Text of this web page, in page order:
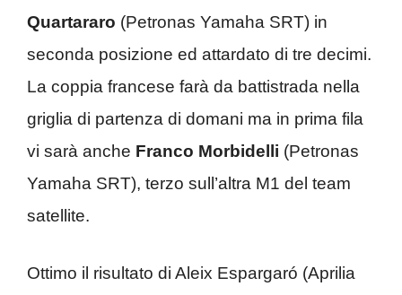
Quartararo (Petronas Yamaha SRT) in
seconda posizione ed attardato di tre decimi.
La coppia francese farà da battistrada nella
griglia di partenza di domani ma in prima fila
vi sarà anche Franco Morbidelli (Petronas
Yamaha SRT), terzo sull’altra M1 del team
satellite.
Ottimo il risultato di Aleix Espargaró (Aprilia